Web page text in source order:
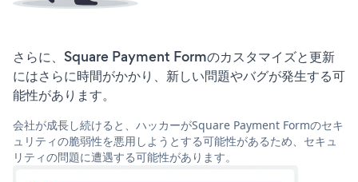
さらに、Square Payment Formのカスタマイズと更新
にはさらに時間がかかり、新しい問題やバグが発生する可
能性があります。
会社が成長し続けると、ハッカーがSquare Payment Formのセキ
ュリティの脆弱性を悪用しようとする可能性があるため、セキュ
リティの問題に遭遇する可能性があります。